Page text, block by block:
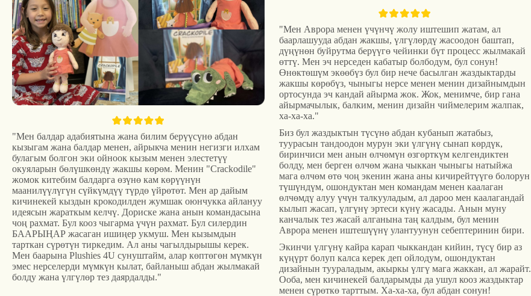
"Мен балдар адабиятына жана билим берүүсүнө абдан
кызыгам жана балдар менен, айрыкча менин негизги илхам
булагым болгон эки ойноок кызым менен элестетүү
окуяларын бөлүшкөндү жакшы көрөм. Менин "Crackodile"
жомок китебим балдарга өзүнө кам көрүүнүн
маанилүүлүгүн сүйкүмдүү түрдө үйрөтөт. Мен ар дайым
кичинекей кыздын крокодилден жумшак оюнчукка айлануу
идеясын жараткым келчү. Дориске жана анын командасына
чоң рахмат. Бул кооз чыгарма үчүн рахмат. Бул силердин
БААРЫҢАР жасаган ишиңер укмуш. Мен кызымдын
тарткан сүрөтүн тиркедим. Ал аны чагылдырышы керек.
Мен баарына Plushies 4U сунуштайм, алар көптөгөн мүмкүн
эмес нерселерди мүмкүн кылат, байланыш абдан жылмакай
болду жана үлгүлөр тез даярдалды."
"Мен Аврора менен үчүнчү жолу иштешип жатам, ал
баарлашууда абдан жакшы, үлгүлөрдү жасоодон баштап,
дүңүнөн буйрутма берүүгө чейинки бүт процесс жылмакай
өттү. Мен эч нерседен кабатыр болбодум, бул сонун!
Өнөктөшүм экөөбүз бул бир нече басылган жаздыктарды
жакшы көрөбүз, чыныгы нерсе менен менин дизайнымдын
ортосунда эч кандай айырма жок. Жок, менимче, бир гана
айырмачылык, балким, менин дизайн чиймелерим жалпак,
ха-ха-ха."
Биз бул жаздыктын түсүнө абдан кубанып жатабыз,
туурасын тандоодон мурун эки үлгүнү сынап көрдүк,
биринчиси мен анын өлчөмүн өзгөрткүм келгендиктен
болду, мен берген өлчөм жана чыккан чыныгы натыйжа
мага өлчөм өтө чоң экенин жана аны кичирейтүүгө болорун
түшүндүм, ошондуктан мен командам менен каалаган
өлчөмдү алуу үчүн талкууладым, ал дароо мен каалагандай
кылып жасап, үлгүнү эртеси күнү жасады. Анын муну
канчалык тез жасай алганына таң калдым, бул менин
Аврора менен иштешүүнү улантуунун себептеринин бири.
Экинчи үлгүнү кайра карап чыккандан кийин, түсү бир аз
күңүрт болуп калса керек деп ойлодум, ошондуктан
дизайнын туураладым, акыркы үлгү мага жаккан, ал жарайт.
Ооба, мен кичинекей балдарымды да ушул кооз жаздыктар
менен сүрөткө тарттым. Ха-ха-ха, бул абдан сонун!